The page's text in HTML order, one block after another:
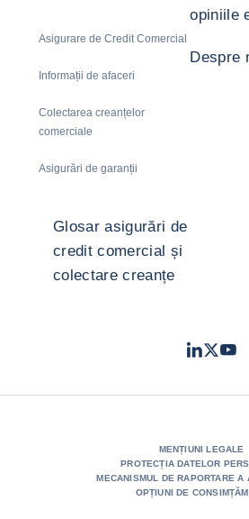
Asigurare de Credit Comercial
Informații de afaceri
Colectarea creanțelor
comerciale
Asigurări de garanții
opiniile
Despre
Glosar asigurări de
credit comercial și
colectare creanțe
LinkedIn
Twitter
MENȚIUNI LEGALE
PROTECȚIA DATELOR
MECANISMUL DE RAPORTARE A
OPȚIUNI DE